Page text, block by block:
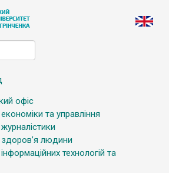
офіс
та управління
людини
технологій та